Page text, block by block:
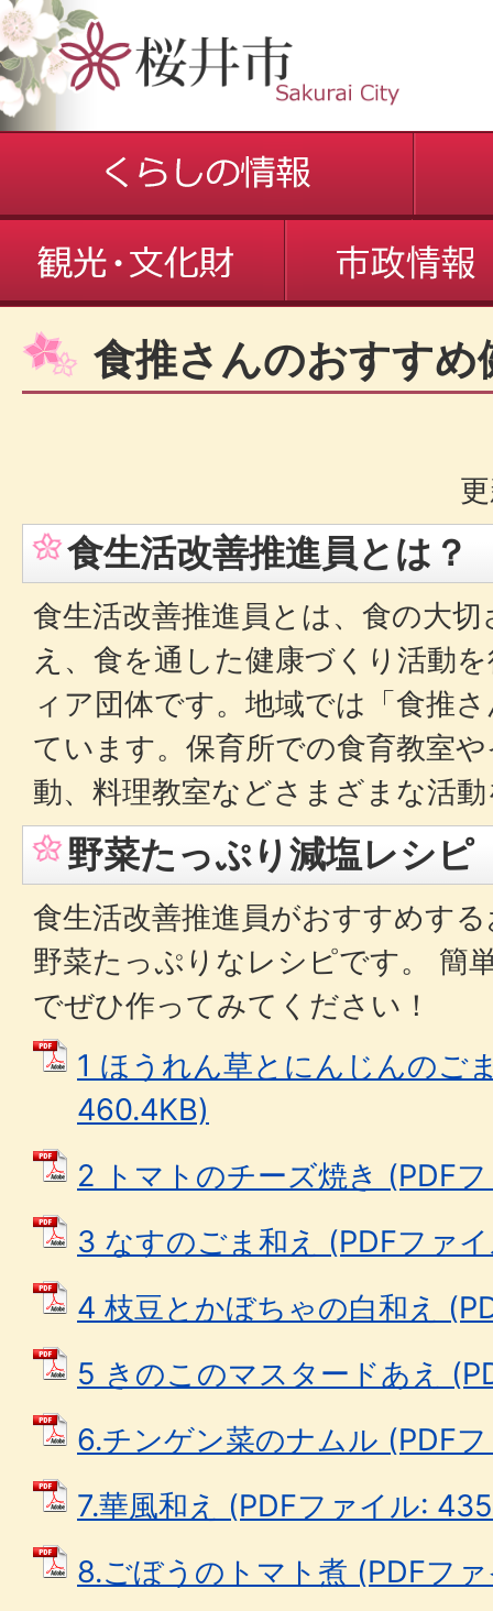
食推さんのおすすめ
食生活改善推進員とは？
食生活改善推進員とは、食の大
え、食を通した健康づくり活動
ィア団体です。地域では「食推
ています。保育所での食育教室
動、料理教室などさまざまな活
野菜たっぷり減塩レシピ
食生活改善推進員がおすすめす
野菜たっぷりなレシピです。 簡
でぜひ作ってみてください！
1 ほうれん草とにんじんのご
460.4KB)
2 トマトのチーズ焼き (PDF
3 なすのごま和え (PDFファ
4 枝豆とかぼちゃの白和え
5 きのこのマスタードあえ
6.チンゲン菜のナムル (PDF
7.華風和え (PDFファイル:
8.ごぼうのトマト煮 (PDFフ